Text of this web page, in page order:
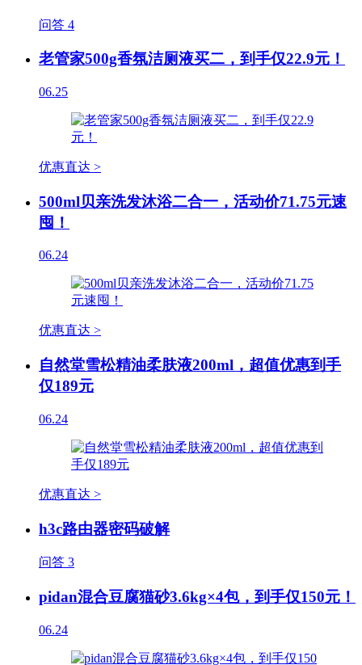
问答 4
老管家500g香氛洁厕液买二，到手仅22.9元！
06.25
优惠直达 >
500ml贝亲洗发沐浴二合一，活动价71.75元速
囤！
06.24
优惠直达 >
自然堂雪松精油柔肤液200ml，超值优惠到手
仅189元
06.24
优惠直达 >
h3c路由器密码破解
问答 3
pidan混合豆腐猫砂3.6kg×4包，到手仅150元！
06.24